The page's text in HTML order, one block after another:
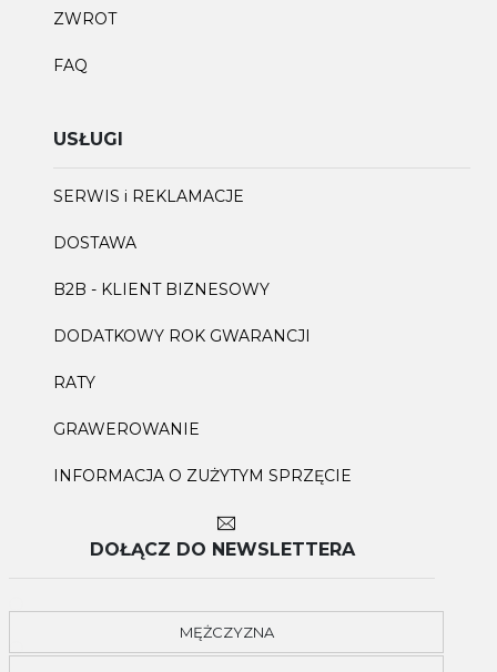
ZWROT
FAQ
USŁUGI
SERWIS i REKLAMACJE
DOSTAWA
B2B - KLIENT BIZNESOWY
DODATKOWY ROK GWARANCJI
RATY
GRAWEROWANIE
INFORMACJA O ZUŻYTYM SPRZĘCIE
DOŁĄCZ DO NEWSLETTERA
MĘŻCZYZNA